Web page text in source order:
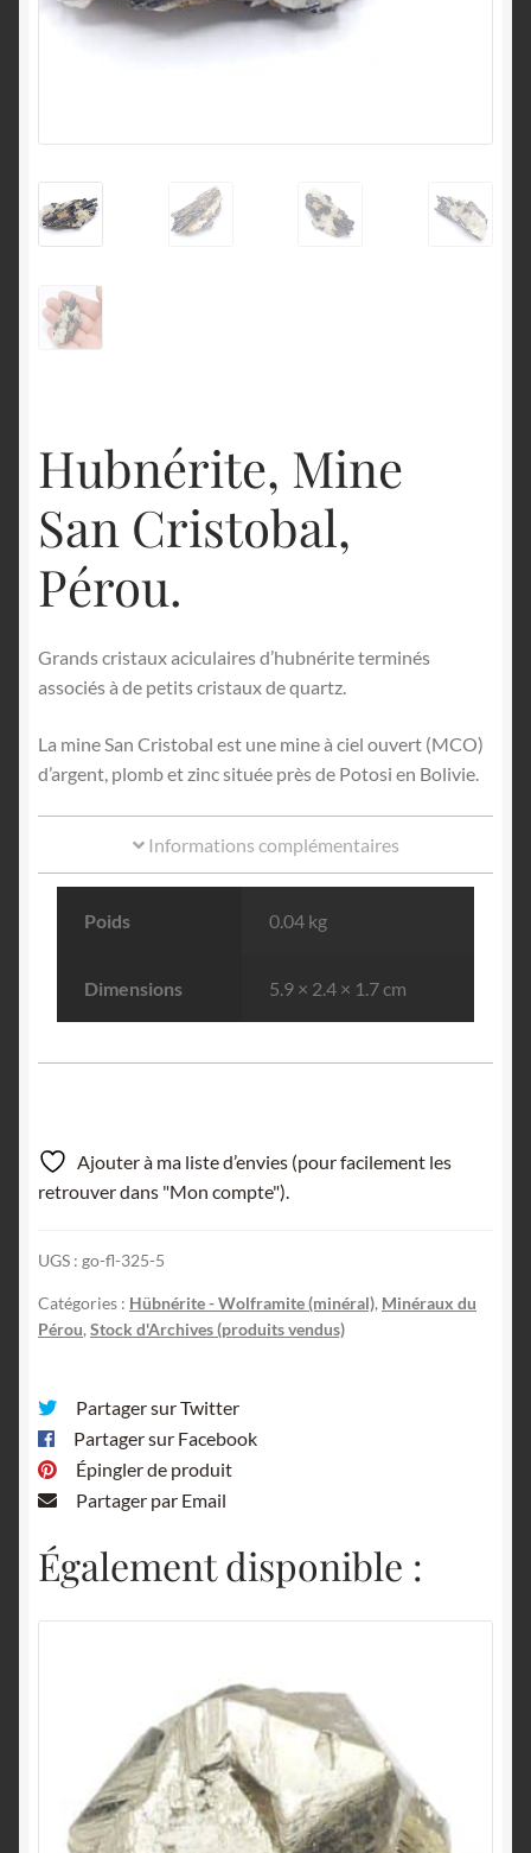
Hubnérite, Mine
San Cristobal,
Pérou.
Grands cristaux aciculaires d’hubnérite terminés
associés à de petits cristaux de quartz.
La mine San Cristobal est une mine à ciel ouvert (MCO)
d’argent, plomb et zinc située près de Potosi en Bolivie.
Informations complémentaires
Poids 0.04 kg
Dimensions 5.9 × 2.4 × 1.7 cm
Ajouter à ma liste d’envies (pour facilement les
retrouver dans "Mon compte").
UGS : go-fl-325-5
Catégories : Hübnérite - Wolframite (minéral), Minéraux du
Pérou, Stock d'Archives (produits vendus)
Partager sur Twitter
Partager sur Facebook
Épingler de produit
Partager par Email
Également disponible :